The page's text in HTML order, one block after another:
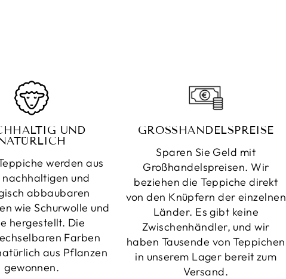
UND
werden aus
nachhaltigen und
abbaubaren
wie Schurwolle und
hergestellt. Die
Farben
aus Pflanzen
gewonnen.
GROSSHANDELSPREISE
Sparen Sie Geld mit
Großhandelspreisen. Wir
beziehen die Teppiche direkt
von den Knüpfern der einzelnen
Länder. Es gibt keine
Zwischenhändler, und wir
haben Tausende von Teppichen
in unserem Lager bereit zum
Versand.